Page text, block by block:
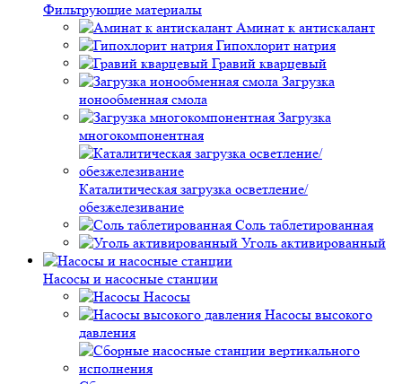
Фильтрующие материалы
Аминат к антискалант
Гипохлорит натрия
Гравий кварцевый
Загрузка
ионообменная смола
Загрузка
многокомпонентная
Каталитическая загрузка осветление/
обезжелезивание
Соль таблетированная
Уголь активированный
Насосы и насосные станции
Насосы
Насосы высокого
давления